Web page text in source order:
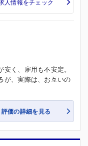
人情報をチェック
く、雇用も不安定。
が、実際は、お互いの
評価の詳細を見る